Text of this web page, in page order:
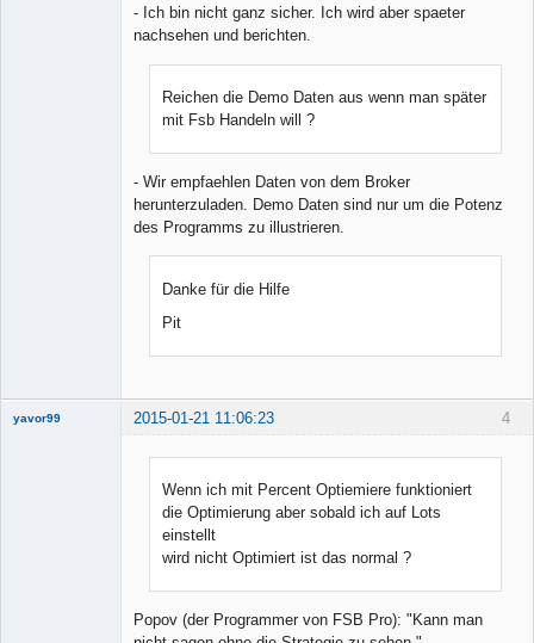
- Ich bin nicht ganz sicher. Ich wird aber spaeter
nachsehen und berichten.
Reichen die Demo Daten aus wenn man später
mit Fsb Handeln will ?
- Wir empfaehlen Daten von dem Broker
herunterzuladen. Demo Daten sind nur um die Potenz
des Programms zu illustrieren.
Danke für die Hilfe
Pit
4
yavor99 2015-01-21 11:06:23
Wenn ich mit Percent Optiemiere funktioniert
die Optimierung aber sobald ich auf Lots
einstellt
wird nicht Optimiert ist das normal ?
Popov (der Programmer von FSB Pro): "Kann man